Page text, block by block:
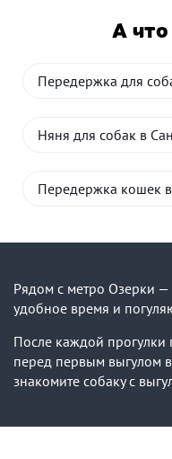
А
Передержка для
Няня для собак в
Передержка кошек
Рядом с метро Озерки —
удобное время и
После каждой прогулки
перед первым выгулом
знакомите собаку с